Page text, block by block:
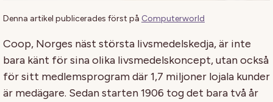
Denna artikel publicerades först på Computerworld
Coop, Norges näst största livsmedelskedja, är inte
bara känt för sina olika livsmedelskoncept, utan också
för sitt medlemsprogram där 1,7 miljoner lojala kunder
är medägare. Sedan starten 1906 tog det bara två år